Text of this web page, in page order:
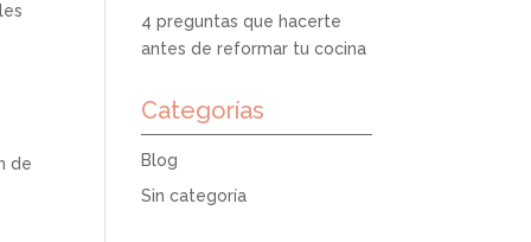
de
4 preguntas que hacerte
antes de reformar tu cocina
Categorías
Blog
Sin categoría